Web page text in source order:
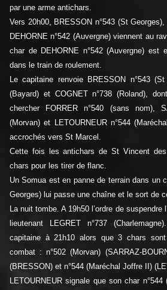
par une arme antichars.
Vers 20h00, BRESSON n°543 (St
DEHORNE n°542 (Auvergne) viennent au
char de DEHORNE n°542 (Auvergne) est
dans le train de roulement.
Le capitaine renvoie BRESSON n°543
(Bayard) et COGNET n°738 (Roland),
chercher FORRER n°540 (sans nom),
(Morvan) et LETOURNEUR n°544
accrochés vers St Marcel.
Cette fois les antichars de St Vincent
chars pour les tirer de flanc.
Un Somua est en panne de terrain dans un
Georges) lui passe une chaîne et le sort de
La nuit tombe. A 19h50 l’ordre de suspendre
lieutenant LEGRET n°737
capitaine à 21h10 alors que 3 chars
combat : n°502 (Morvan) (SARRAZ-
(BRESSON) et n°544 (Maréchal Joffre II)
LETOURNEUR signale que son char